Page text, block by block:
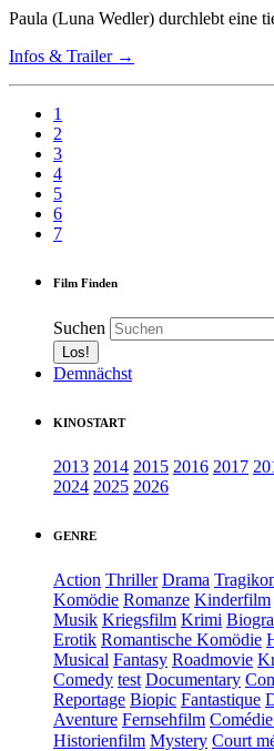
Paula (Luna Wedler) durchlebt eine
Infos & Trailer →
1
2
3
4
5
6
7
Film Finden
Suchen
Demnächst
KINOSTART
2013 2014 2015 2016 2017
2024 2025 2026
GENRE
Action Thriller Drama
Komödie Romanze Kinderfilm
Musik Kriegsfilm Krimi
Erotik Romantische Komödie
Musical Fantasy Roadmovie
Comedy test Documentary
Reportage Biopic Fantastique
Aventure Fernsehfilm
Historienfilm Mystery Court